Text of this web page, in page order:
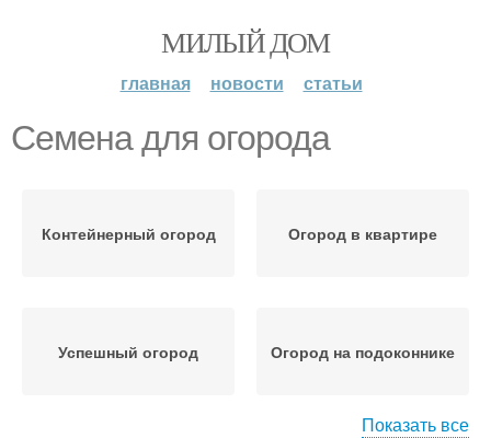
МИЛЫЙ ДОМ
главная новости статьи
Семена для огорода
Контейнерный огород Огород в квартире
Успешный огород Огород на подоконнике
Показать все